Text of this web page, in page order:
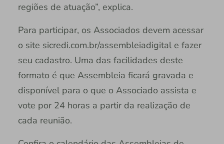
regiões de atuação”, explica.
Para participar, os Associados devem acessar
o site sicredi.com.br/assembleiadigital e fazer
seu cadastro. Uma das facilidades deste
formato é que Assembleia ficará gravada e
disponível para o que o Associado assista e
vote por 24 horas a partir da realização de
cada reunião.